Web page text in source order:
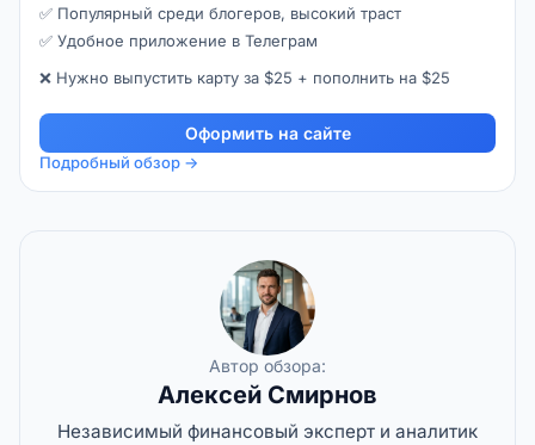
✅ Популярный среди блогеров, высокий траст
✅ Удобное приложение в Телеграм
❌ Нужно выпустить карту за $25 + пополнить на $25
Оформить на сайте
Подробный обзор →
Автор обзора:
Алексей Смирнов
Независимый финансовый эксперт и аналитик